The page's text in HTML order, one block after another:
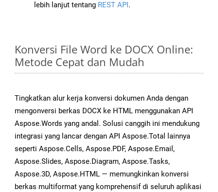
lebih lanjut tentang REST API.
Konversi File Word ke DOCX Online:
Metode Cepat dan Mudah
Tingkatkan alur kerja konversi dokumen Anda dengan
mengonversi berkas DOCX ke HTML menggunakan API
Aspose.Words yang andal. Solusi canggih ini mendukung
integrasi yang lancar dengan API Aspose.Total lainnya
seperti Aspose.Cells, Aspose.PDF, Aspose.Email,
Aspose.Slides, Aspose.Diagram, Aspose.Tasks,
Aspose.3D, Aspose.HTML — memungkinkan konversi
berkas multiformat yang komprehensif di seluruh aplikasi